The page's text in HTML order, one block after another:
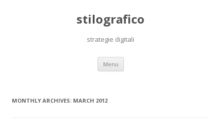
stilografico
strategie digitali
Menu Skip
content
MONTHLY ARCHIVES: MARCH 2012